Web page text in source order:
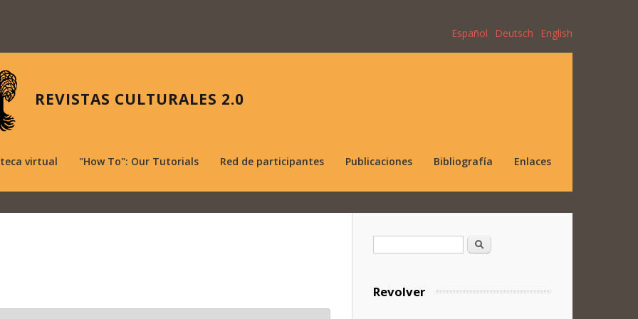
Español Deutsch English
REVISTAS CULTURALES 2.0
virtual "How To": Our Tutorials Red de participantes Publicaciones Bibliografía Enlaces
Formulario de búsqueda
Buscar
Revolver